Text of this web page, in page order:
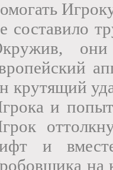
составило
крутящий
и
и
на